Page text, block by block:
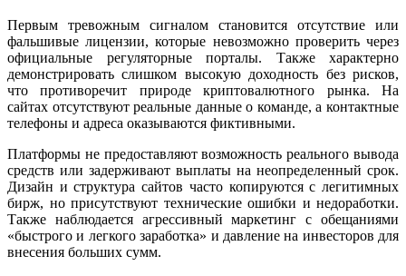
Первым тревожным сигналом становится отсутствие или
фальшивые лицензии, которые невозможно проверить через
официальные регуляторные порталы. Также характерно
демонстрировать слишком высокую доходность без рисков,
что противоречит природе криптовалютного рынка. На
сайтах отсутствуют реальные данные о команде, а контактные
телефоны и адреса оказываются фиктивными.
Платформы не предоставляют возможность реального вывода
средств или задерживают выплаты на неопределенный срок.
Дизайн и структура сайтов часто копируются с легитимных
бирж, но присутствуют технические ошибки и недоработки.
Также наблюдается агрессивный маркетинг с обещаниями
«быстрого и легкого заработка» и давление на инвесторов для
внесения больших сумм.